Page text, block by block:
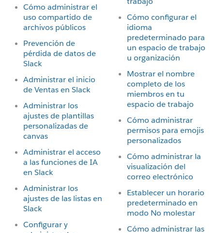
Cómo administrar el
uso compartido de
archivos públicos
Prevención de
pérdida de datos de
Slack
Administrar el inicio
de Ventas en Slack
Administrar los
ajustes de plantillas
personalizadas de
canvas
Administrar el acceso
a las funciones de IA
en Slack
Administrar los
ajustes de las listas en
Slack
Configurar y
Cómo configurar el
idioma
predeterminado para
un espacio de trabajo
u organización
Mostrar el nombre
completo de los
miembros en tu
espacio de trabajo
Cómo administrar
permisos para emojis
personalizados
Cómo administrar la
visualización del
correo electrónico
Establecer un horario
predeterminado en
modo No molestar
Cómo administrar las